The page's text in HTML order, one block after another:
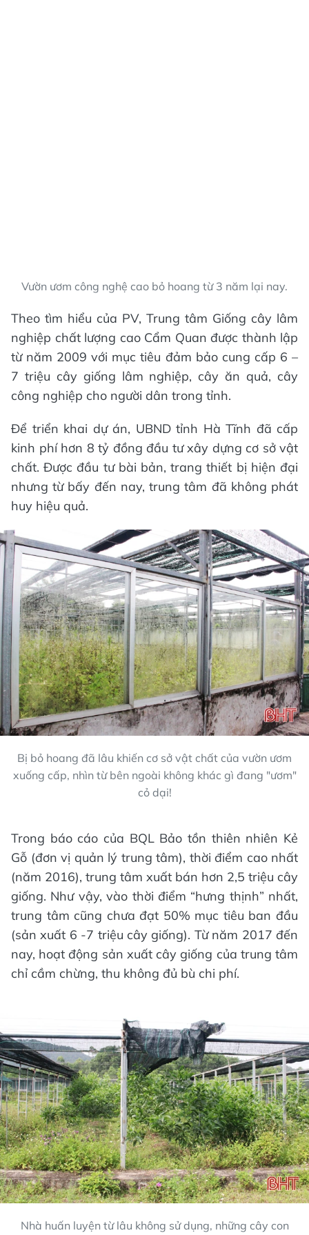
Vườn ươm công nghệ cao bỏ hoang từ 3 năm lại nay.
Theo tìm hiểu của PV, Trung tâm Giống cây lâm
nghiệp chất lượng cao Cẩm Quan được thành lập
từ năm 2009 với mục tiêu đảm bảo cung cấp 6 –
7 triệu cây giống lâm nghiệp, cây ăn quả, cây
công nghiệp cho người dân trong tỉnh.
Để triển khai dự án, UBND tỉnh Hà Tĩnh đã cấp
kinh phí hơn 8 tỷ đồng đầu tư xây dựng cơ sở vật
chất. Được đầu tư bài bản, trang thiết bị hiện đại
nhưng từ bấy đến nay, trung tâm đã không phát
huy hiệu quả.
Bị bỏ hoang đã lâu khiến cơ sở vật chất của vườn ươm
xuống cấp, nhìn từ bên ngoài không khác gì đang "ươm"
cỏ dại!
Trong báo cáo của BQL Bảo tồn thiên nhiên Kẻ
Gỗ (đơn vị quản lý trung tâm), thời điểm cao nhất
(năm 2016), trung tâm xuất bán hơn 2,5 triệu cây
giống. Như vậy, vào thời điểm “hưng thịnh” nhất,
trung tâm cũng chưa đạt 50% mục tiêu ban đầu
(sản xuất 6 -7 triệu cây giống). Từ năm 2017 đến
nay, hoạt động sản xuất cây giống của trung tâm
chỉ cầm chừng, thu không đủ bù chi phí.
Nhà huấn luyện từ lâu không sử dụng, những cây con